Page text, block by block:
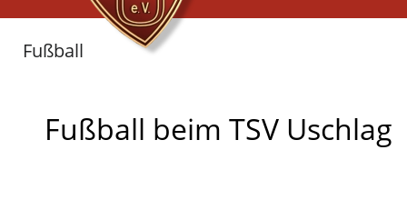
Fußball beim TSV Uschlag
Fußball